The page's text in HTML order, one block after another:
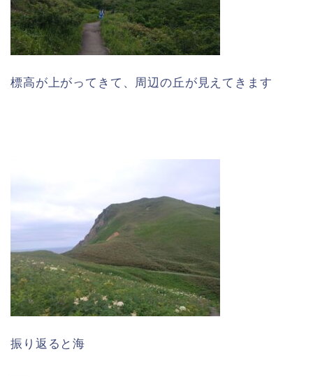
標高が上がってきて、周辺の丘が見えてきます
振り返ると海